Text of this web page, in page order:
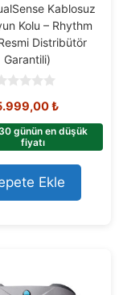
Kablosuz
Kolu – Rhythm
Distribütör
Garantili)
₺
günün en düşük
fiyatı
Ekle